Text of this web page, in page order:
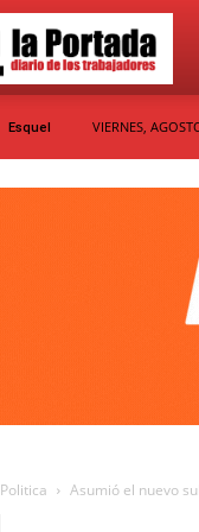
Esquel VIERNES,
Politica Asumió el nuevo